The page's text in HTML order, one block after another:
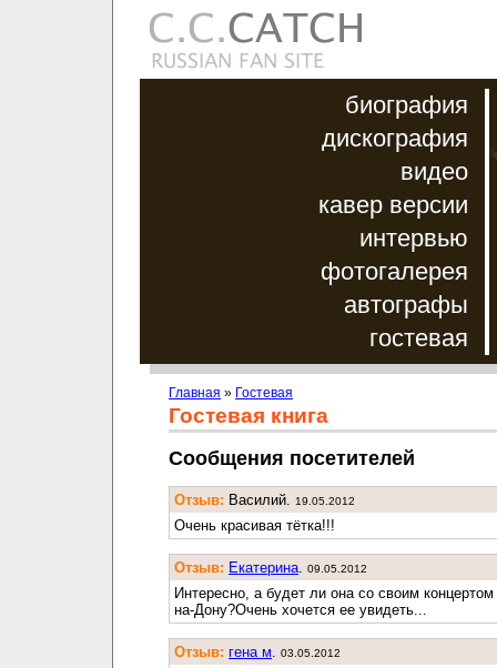
биография
дискография
видео
кавер версии
интервью
фотогалерея
автографы
гостевая
Главная » Гостевая
Гостевая книга
Сообщения посетителей
Отзыв: Василий. 19.05.2012
Очень красивая тётка!!!
Отзыв: Екатерина 09.05.2012
Интересно, а будет ли она со своим концертом
на-Дону?Очень хочется ее увидеть...
Отзыв: гена м. 03.05.2012